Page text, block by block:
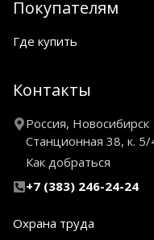
Покупателям
Где купить
Контакты
Россия, Новосибирск
Станционная 38, к. 5/
Как добраться
+7 (383) 246-24-24
Охрана труда